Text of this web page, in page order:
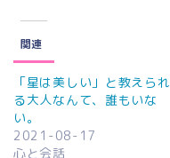
関連
「星は美しい」と教えられ
る大人なんて、誰もいな
い。
2021-08-17
心と会話